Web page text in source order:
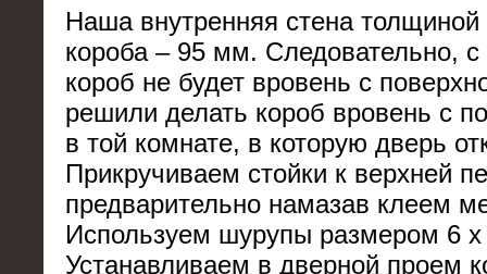
Наша внутренняя стена
короба – 95 мм. Следовательно,
короб не будет вровень с
решили делать короб вровень с
в той комнате, в которую дверь
Прикручиваем стойки к верхней
предварительно намазав клеем
Используем шурупы размером 6
Устанавливаем в дверной проем